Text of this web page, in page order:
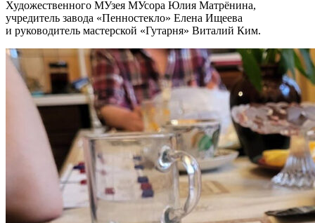
Художественного МУзея МУсора Юлия Матрёнина,
учредитель завода «Пенностекло» Елена Ищеева
и руководитель мастерской «Гутарня» Виталий Ким.